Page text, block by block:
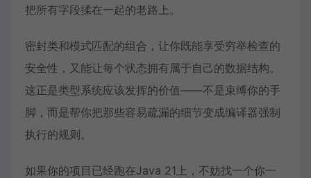
把所有字段揉在一起的老路上。
密封类和模式匹配的组合，让你既能享受穷举检查的
安全性，又能让每个状态拥有属于自己的数据结构。
这正是类型系统应该发挥的价值——不是束缚你的手
脚，而是帮你把那些容易疏漏的细节变成编译器强制
执行的规则。
如果你的项目已经跑在Java 21上，不妨找一个你一